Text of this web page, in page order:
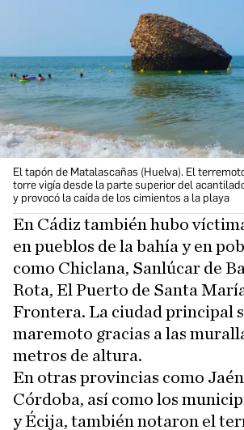
El tapón de Matalascañas (Huelva). El
torre vigía desde la parte superior del
y provocó la caída de los cimientos a la playa
En Cádiz también hubo
en pueblos de la bahía y en
como Chiclana, Sanlúcar de
Rota, El Puerto de Santa
Frontera. La ciudad principal
maremoto gracias a las
metros de altura.
En otras provincias como
Córdoba, así como los
y Écija, también notaron el